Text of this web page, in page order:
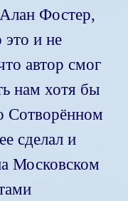
Фостер,
и не
автор смог
нам хотя бы
Сотворённом
сделал и
Московском